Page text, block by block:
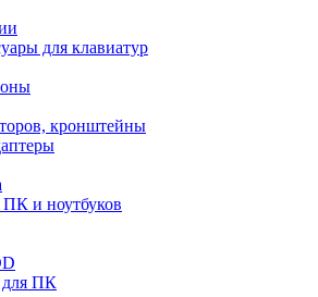
для клавиатур
кронштейны
и ноутбуков
для ПК